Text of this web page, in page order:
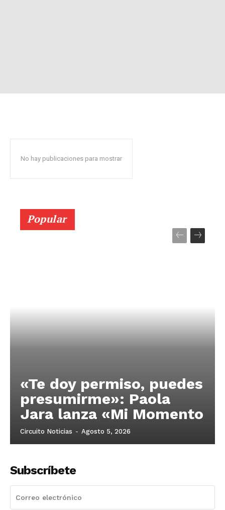
No hay publicaciones para mostrar
Popular
«Te doy permiso, puedes
presumirme»: Paola
Jara lanza «Mi Momento
Circuito Noticias - Agosto 5, 2026
Subscríbete